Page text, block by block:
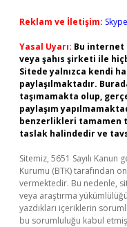
Reklam ve İletişim:
Yasal Uyarı: Bu internet
veya şahıs şirketi ile
Sitede yalnızca kendi
paylaşılmaktadır.
taşımamakta olup,
paylaşım
benzerlikleri tamamen
taslak halindedir ve
Sitemiz, 5651 Sayılı
Kurumu (BTK) tarafından
vermektedir. Bu nedenle,
veya araştırma
yazdıkları içeriklerin
bu sorumluluğu kabul etmiş